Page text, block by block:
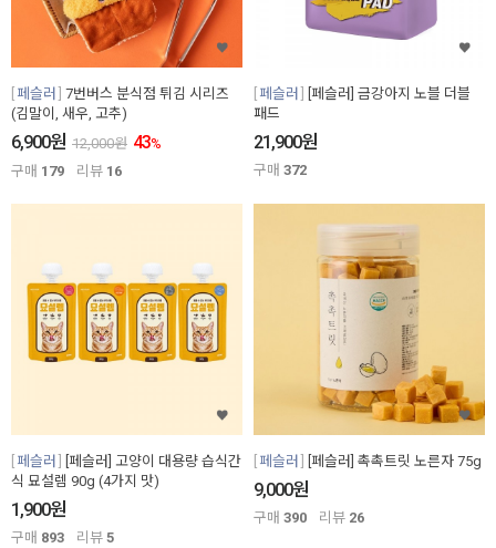
페슬러
7번버스 분식점 튀김 시리즈
(김말이, 새우, 고추)
6,900원 12,000원 43%
구매 179 리뷰 16
페슬러
[페슬러] 금강아지 노블 더블
패드
21,900원
구매 372
페슬러
[페슬러] 고양이 대용량 습식간
식 묘설렘 90g (4가지 맛)
1,900원
구매 893 리뷰 5
페슬러 [페슬러] 촉촉트릿 노른자 75g
9,000원
구매 390 리뷰 26